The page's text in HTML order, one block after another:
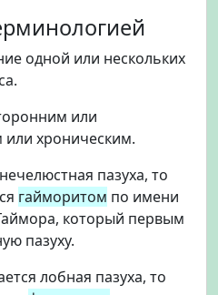
одной или нескольких
или
хроническим.
пазуха, то
гайморитом по имени
который первым
пазуху.
лобная пазуха, то